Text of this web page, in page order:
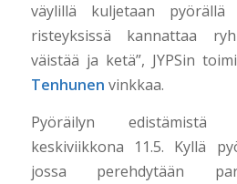
väylillä kuljetaan pyörällä
risteyksissä kannattaa
väistää ja ketä”, JYPSin
Tenhunen vinkkaa.
Pyöräilyn edistämistä
keskiviikkona 11.5. Kyllä
jossa perehdytään